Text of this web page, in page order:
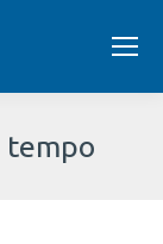
tempo